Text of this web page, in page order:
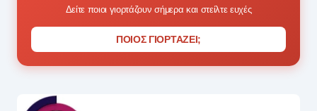
Δείτε ποιοι γιορτάζουν σήμερα και στείλτε ευχές
ΠΟΙΟΣ ΓΙΟΡΤΑΖΕΙ;